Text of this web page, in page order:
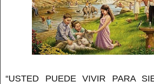
“USTED PUEDE VIVIR PARA